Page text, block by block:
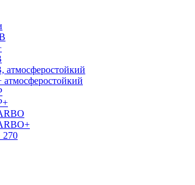
атмосферостойкий
270